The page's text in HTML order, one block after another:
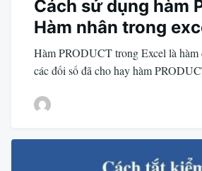
Cách sử dụng hàm
Hàm nhân trong
Hàm PRODUCT trong Excel là hàm
các đối số đã cho hay hàm